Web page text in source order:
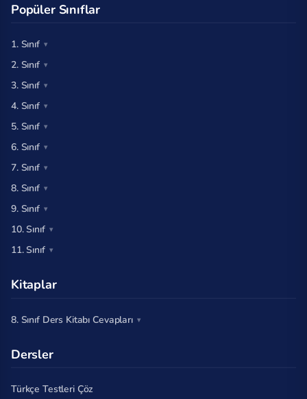
Popüler Sınıflar
1. Sınıf
2. Sınıf
3. Sınıf
4. Sınıf
5. Sınıf
6. Sınıf
7. Sınıf
8. Sınıf
9. Sınıf
10. Sınıf
11. Sınıf
Kitaplar
8. Sınıf Ders Kitabı Cevapları
Dersler
Türkçe Testleri Çöz